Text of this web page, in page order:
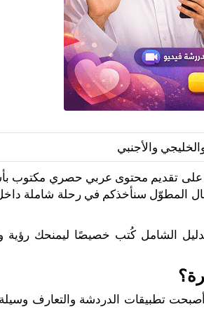
والأجنبي
على تقديم محتوى عربي حصري مكتوب
المطوّل سنأخذكم في رحلة شاملة
الشامل كُتب خصيصًا ليمنحك رؤية
تطبيقات الدردشة والتعارف وسيلة